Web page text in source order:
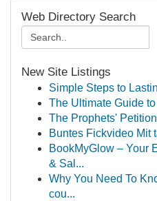
Web Directory Search
New Site Listings
Simple Steps to
The Ultimate Guide
The Prophets'
Buntes Fickvideo Mit
BookMyGlow – Your
& Sal...
Why You Need To
cou...